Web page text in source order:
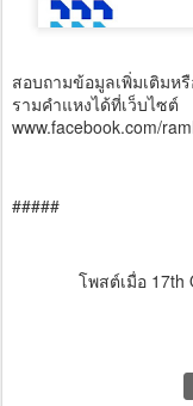
สอบถามข้อมูลเพิ่มเติมห
รามคำแหงได้ที่เว็บ
www.facebook.com/
#####
โพสต์เมื่อ 17th